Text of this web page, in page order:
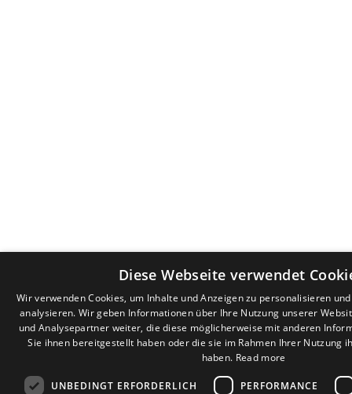
Diese Webseite verwendet
Wir verwenden Cookies, um Inhalte und Anzeigen zu personalisieren
analysieren. Wir geben Informationen über Ihre Nutzung unserer
und Analysepartner weiter, die diese möglicherweise mit anderen
Sie ihnen bereitgestellt haben oder die sie im Rahmen Ihrer Nutzung
haben. Read more
UNBEDINGT ERFORDERLICH PERFORMANCE